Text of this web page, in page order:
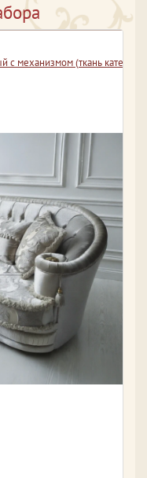
механизмом (ткань